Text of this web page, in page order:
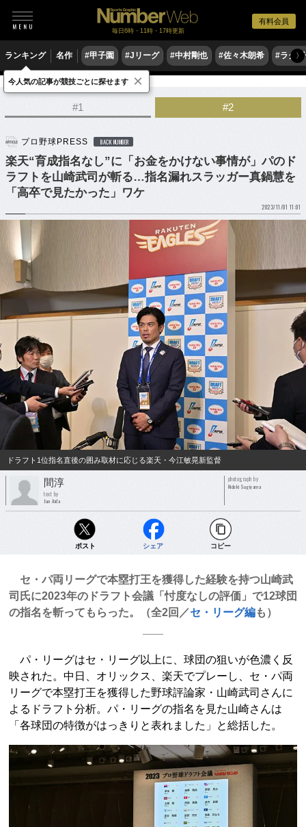
有料会員
毎日6時・11時・17時更新
ランキング 名作 #甲子園 #Jリーグ #中村剛也 #佐々木朗希 #ラグ〉
野球 プロ野球 ドラフト会議
#1 #2
プロ野球PRESS BACK NUMBER
楽天“育成指名なし”に「お金をかけない事情が」パのド
ラフトを山崎武司が斬る…指名漏れスラッガー真鍋慧を
「高卒で見たかった」ワケ
2023/11/01 11:01
ドラフト1位指名直後の囲み取材に応じる楽天・今江敏晃新監督
間淳
text by
Jun Aida
photograph by
Hideki Sugiyama
ポスト シェア コピー
セ・パ両リーグで本塁打王を獲得した経験を持つ山崎武
司氏に2023年のドラフト会議「忖度なしの評価」で12球団
の指名を斬ってもらった。（全2回／セ・リーグ編も）
パ・リーグはセ・リーグ以上に、球団の狙いが色濃く反
映された。中日、オリックス、楽天でプレーし、セ・パ両
リーグで本塁打王を獲得した野球評論家・山崎武司さんに
よるドラフト分析。パ・リーグの指名を見た山崎さんは
「各球団の特徴がはっきりと表れました」と総括した。
今人気の記事が競技ごとに探せます ×